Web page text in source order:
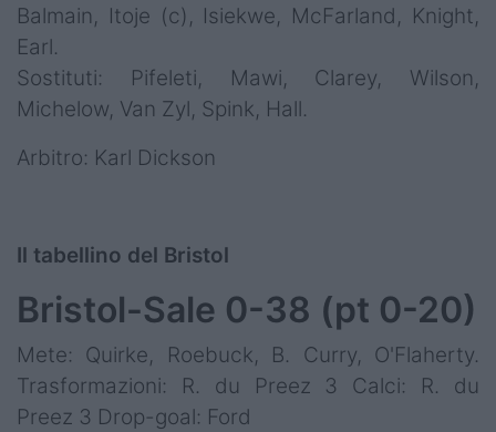
Balmain, Itoje (c), Isiekwe, McFarland, Knight,
Earl.
Sostituti: Pifeleti, Mawi, Clarey, Wilson,
Michelow, Van Zyl, Spink, Hall.
Arbitro: Karl Dickson
Il tabellino del Bristol
Bristol-Sale 0-38 (pt 0-20)
Mete: Quirke, Roebuck, B. Curry, O'Flaherty.
Trasformazioni: R. du Preez 3 Calci: R. du
Preez 3 Drop-goal: Ford